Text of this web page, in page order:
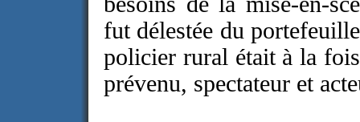
fut délestée du
policier rural était à la
prévenu, spectateur et